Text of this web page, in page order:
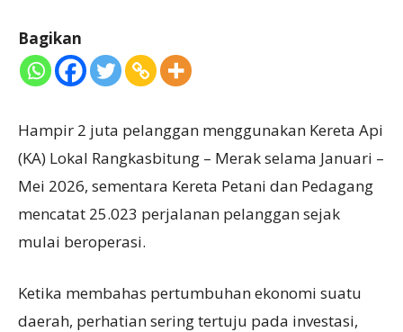
Bagikan
Hampir 2 juta pelanggan menggunakan Kereta Api
(KA) Lokal Rangkasbitung – Merak selama Januari –
Mei 2026, sementara Kereta Petani dan Pedagang
mencatat 25.023 perjalanan pelanggan sejak
mulai beroperasi.
Ketika membahas pertumbuhan ekonomi suatu
daerah, perhatian sering tertuju pada investasi,